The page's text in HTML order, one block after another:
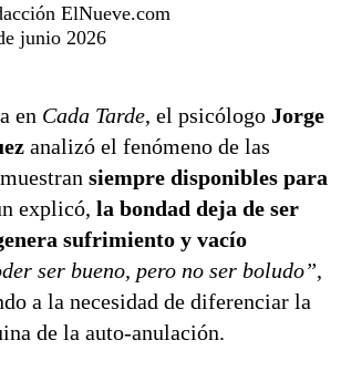
ElNueve.com
junio 2026
en Cada Tarde, el psicólogo Jorge
analizó el fenómeno de las
siempre disponibles para
explicó, la bondad deja de ser
sufrimiento y vacío
ser bueno, pero no ser boludo”,
a la necesidad de diferenciar la
de la auto‑anulación.